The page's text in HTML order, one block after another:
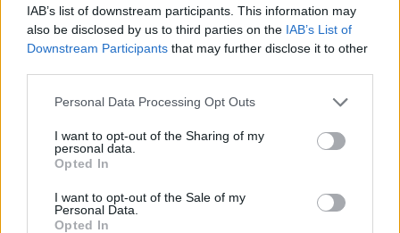
IAB’s list of downstream participants. This information may
also be disclosed by us to third parties on the IAB’s List of
Downstream Participants that may further disclose it to other
Personal Data Processing Opt Outs
I want to opt-out of the Sharing of my
personal data.
Opted In
I want to opt-out of the Sale of my
Personal Data.
Opted In
ΔΕΙΤΕ ΕΠΙΣΗΣ
ΣΤΗΝ ΙΔΙΑ ΚΑΤΗΓΟΡΙΑ
«Δεν δεχόμαστε τελεσίγραφα»:
Η απάντηση της Ιταλίας στην